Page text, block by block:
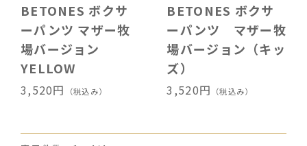
BETONES ボクサ
ーパンツ マザー牧
場バージョン
YELLOW
3,520円 （税込み）
BETONES ボクサ
ーパンツ マザー牧
場バージョン（キッ
ズ）
3,520円 （税込み）